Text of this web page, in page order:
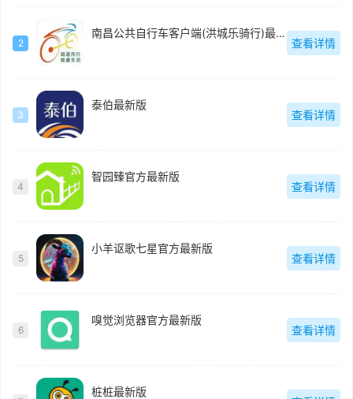
2
南昌公共自行车客户端(洪城乐骑行)最新版
查看详情
3
泰伯最新版
查看详情
4
智园臻官方最新版
查看详情
5
小羊讴歌七星官方最新版
查看详情
6
嗅觉浏览器官方最新版
查看详情
桩桩最新版